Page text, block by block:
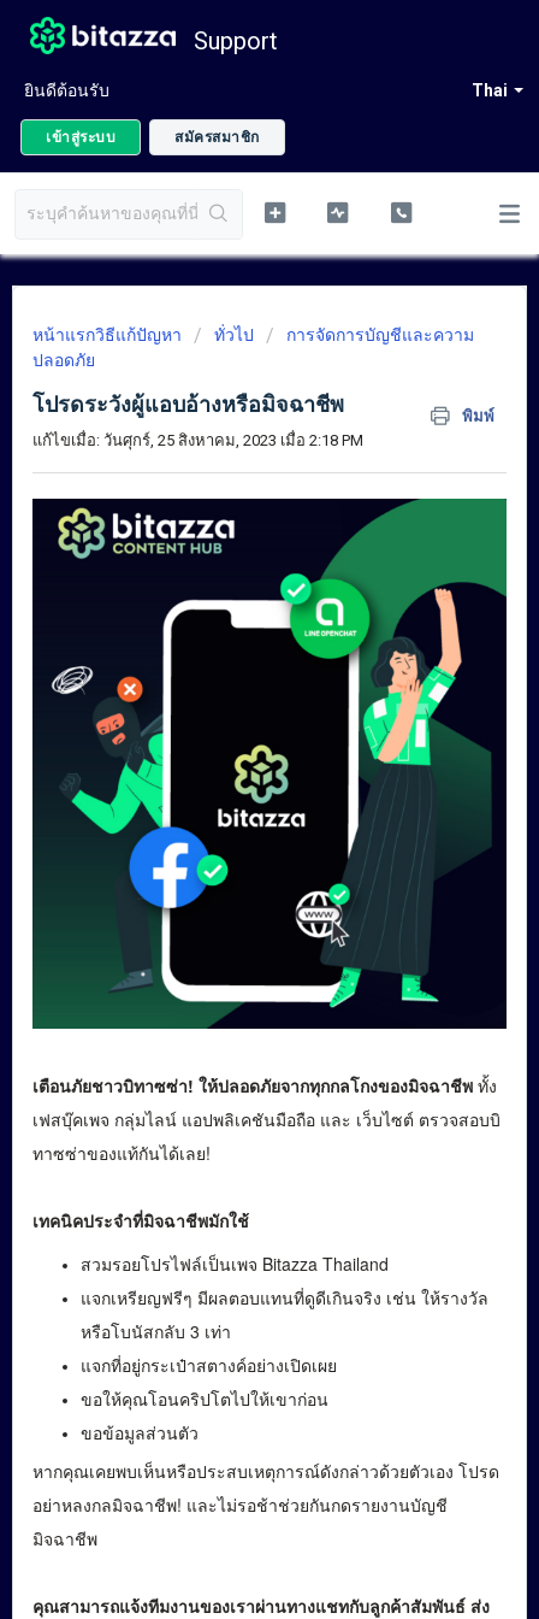
Support
Thai
ยินดีต้อนรับ
เข้าสู่ระบบ สมัครสมาชิก
หน้าแรกวิธีแก้ปัญหา ทั่วไป
การจัดการบัญชีและความ
ปลอดภัย
โปรดระวังผู้แอบอ้างหรือมิจฉาชีพ
พิมพ์
แก้ไขเมื่อ: วันศุกร์, 25 สิงหาคม, 2023 เมื่อ 2:18 PM
เตือนภัยชาวบิทาซซ่า! ให้ปลอดภัยจากทุกกลโกงของมิจฉาชีพ ทั้ง
เฟสบุ๊คเพจ กลุ่มไลน์ แอปพลิเคชันมือถือ และ เว็บไซต์ ตรวจสอบบิ
ทาซซ่าของแท้กันได้เลย!
เทคนิคประจำที่มิจฉาชีพมักใช้
สวมรอยโปรไฟล์เป็นเพจ Bitazza Thailand
แจกเหรียญฟรีๆ มีผลตอบแทนที่ดูดีเกินจริง เช่น ให้รางวัล
หรือโบนัสกลับ 3 เท่า
แจกที่อยู่กระเป๋าสตางค์อย่างเปิดเผย
ขอให้คุณโอนคริปโตไปให้เขาก่อน
ขอข้อมูลส่วนตัว
หากคุณเคยพบเห็นหรือประสบเหตุการณ์ดังกล่าวด้วยตัวเอง โปรด
อย่าหลงกลมิจฉาชีพ! และไม่รอช้าช่วยกันกดรายงานบัญชี
มิจฉาชีพ
คุณสามารถแจ้งทีมงานของเราผ่านทางแชทกับลูกค้าสัมพันธ์ ส่ง